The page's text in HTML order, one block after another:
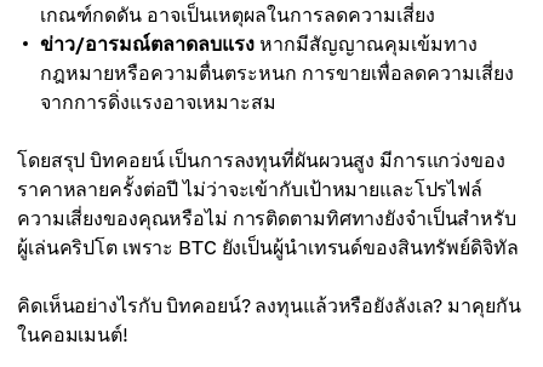
เกณฑ์กดดัน อาจเป็นเหตุผลในการลดความเสี่ยง
ข่าว/อารมณ์ตลาดลบแรง หากมีสัญญาณคุมเข้มทาง
กฎหมายหรือความตื่นตระหนก การขายเพื่อลดความเสี่ยง
จากการดิ่งแรงอาจเหมาะสม
โดยสรุป บิทคอยน์ เป็นการลงทุนที่ผันผวนสูง มีการแกว่งของ
ราคาหลายครั้งต่อปี ไม่ว่าจะเข้ากับเป้าหมายและโปรไฟล์
ความเสี่ยงของคุณหรือไม่ การติดตามทิศทางยังจำเป็นสำหรับ
ผู้เล่นคริปโต เพราะ BTC ยังเป็นผู้นำเทรนด์ของสินทรัพย์ดิจิทัล
คิดเห็นอย่างไรกับ บิทคอยน์? ลงทุนแล้วหรือยังลังเล? มาคุยกัน
ในคอมเมนต์!